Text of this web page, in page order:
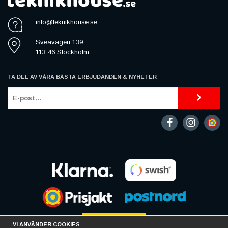
mobilanvändning smidigare, mer praktisk och mer personlig.
info@teknikhouse.se
Sveavägen 139
113 46 Stockholm
TA DEL AV VÅRA BÄSTA ERBJUDANDEN & NYHETER
VI ANVÄNDER COOKIES